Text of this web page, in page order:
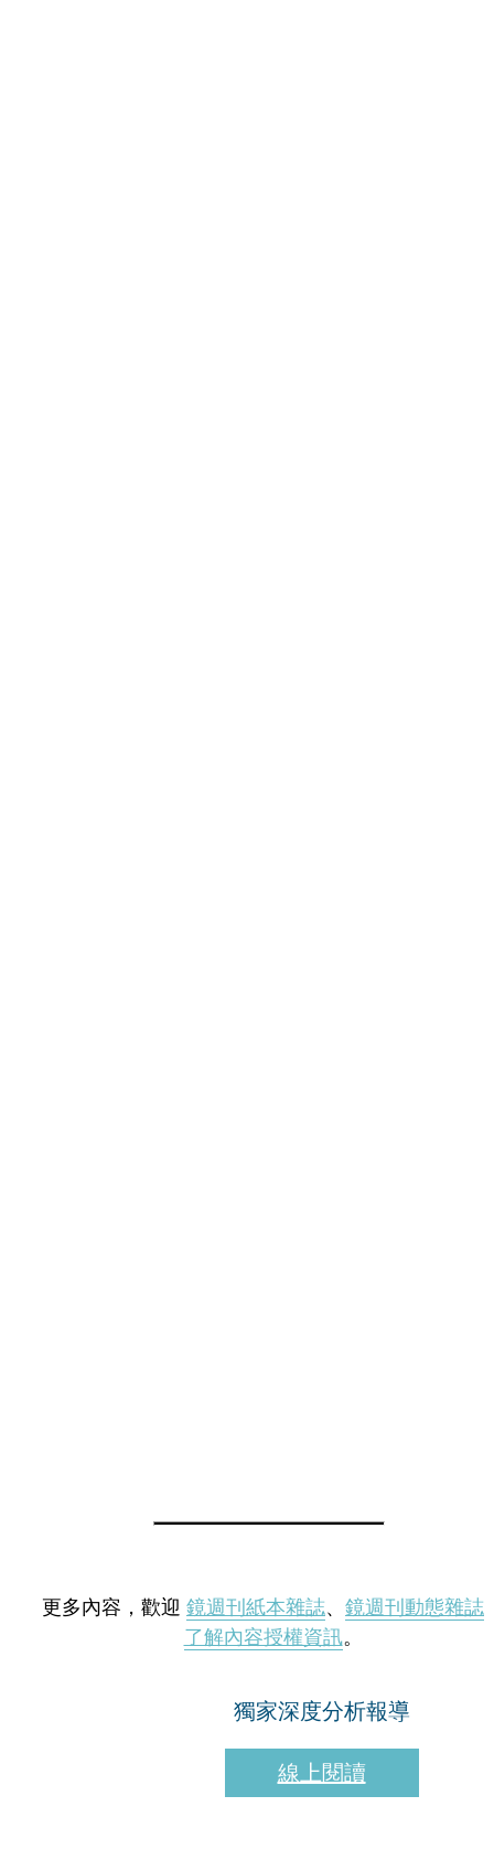
更多內容，歡迎 鏡週刊紙本雜誌、 鏡週刊動態雜誌
了解內容授權資訊。
獨家深度分析報導
線上閱讀